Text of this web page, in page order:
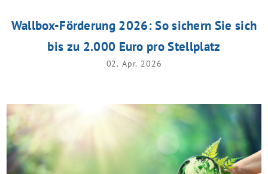
Wallbox-Förderung 2026: So sichern Sie sich
bis zu 2.000 Euro pro Stellplatz
02. Apr. 2026